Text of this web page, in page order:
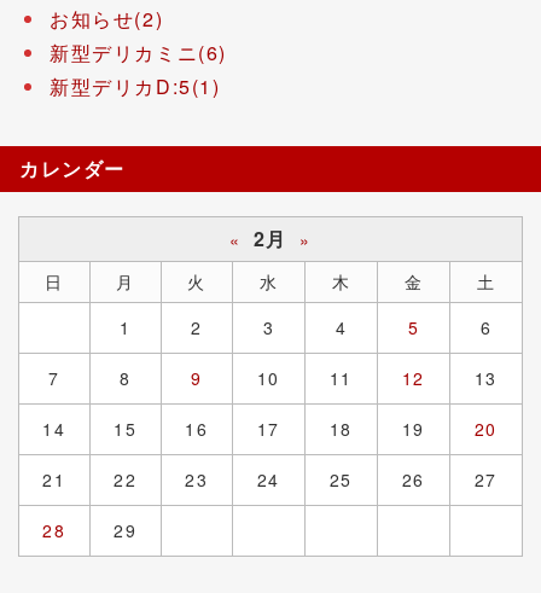
お知らせ(2)
新型デリカミニ(6)
新型デリカD:5(1)
カレンダー
« 2月
»
日
月 火 水 木 金
土
1
2 3 4 5 6
7 8 9 10 11 12 13
14 15 16 17 18 19 20
21 22 23 24 25 26 27
28 29